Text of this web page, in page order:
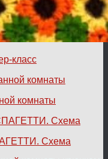
класс
комнаты
Схема